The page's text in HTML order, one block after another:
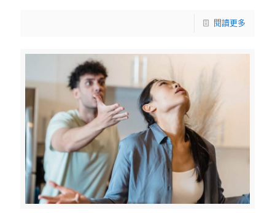
閱讀更多